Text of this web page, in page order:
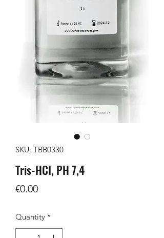
SKU: TBB0330
Tris-HCI, PH 7,4
€0.00Price
Quantity *